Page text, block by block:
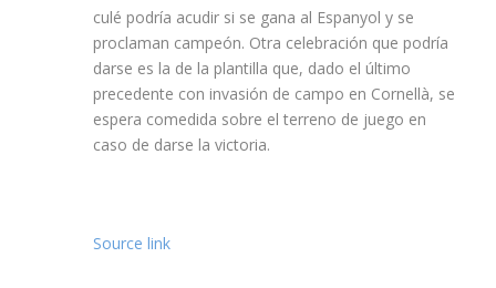
culé podría acudir si se gana al Espanyol y se
proclaman campeón. Otra celebración que podría
darse es la de la plantilla que, dado el último
precedente con invasión de campo en Cornellà, se
espera comedida sobre el terreno de juego en
caso de darse la victoria.
Source link